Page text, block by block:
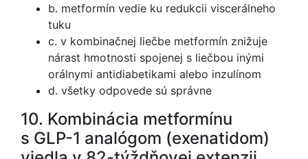
b. metformín vedie ku redukcii viscerálneho
tuku
c. v kombinačnej liečbe metformín znižuje
nárast hmotnosti spojenej s liečbou inými
orálnymi antidiabetikami alebo inzulínom
d. všetky odpovede sú správne
10. Kombinácia metformínu
s GLP-1 analógom (exenatidom)